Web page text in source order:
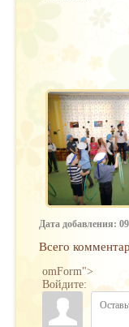
Дата добавления:
Всего
omForm">
Войдите: